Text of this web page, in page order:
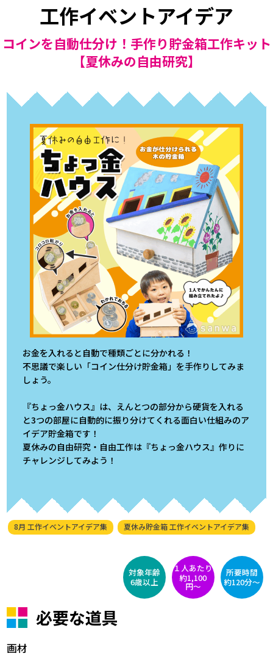
工作イベントアイデア
コインを自動仕分け！手作り貯金箱工作キット
【夏休みの自由研究】
お金を入れると自動で種類ごとに分かれる！
不思議で楽しい「コイン仕分け貯金箱」を手作りしてみま
しょう。
『ちょっ金ハウス』は、えんとつの部分から硬貨を入れる
と3つの部屋に自動的に振り分けてくれる面白い仕組みのア
イデア貯金箱です！
夏休みの自由研究・自由工作は『ちょっ金ハウス』作りに
チャレンジしてみよう！
8月 工作イベントアイデア集 夏休み貯金箱 工作イベントアイデア集
対象年齢
6歳以上
１人あたり
約1,100
円〜
所要時間
約120分～
必要な道具
画材